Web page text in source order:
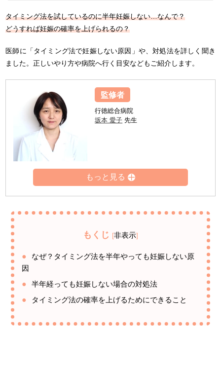
タイミング法を試しているのに半年妊娠しない…なんで？
どうすれば妊娠の確率を上げられるの？
医師に「タイミング法で妊娠しない原因」や、対処法を詳しく聞き
ました。正しいやり方や病院へ行く目安などもご紹介します。
監修者
行徳総合病院
坂本 愛子 先生
もくじ [非表示]
なぜ？タイミング法を半年やっても妊娠しない原
因
半年経っても妊娠しない場合の対処法
タイミング法の確率を上げるためにできること